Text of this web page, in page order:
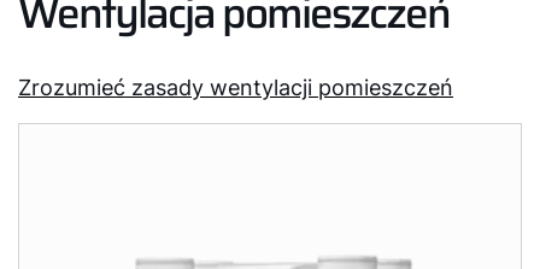
Zrozumieć zasady wentylacji pomieszczeń
Jak możemy Ci pomóc?